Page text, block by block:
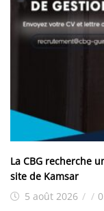
La CBG recherche
site de Kamsar
5 août 2026 / /